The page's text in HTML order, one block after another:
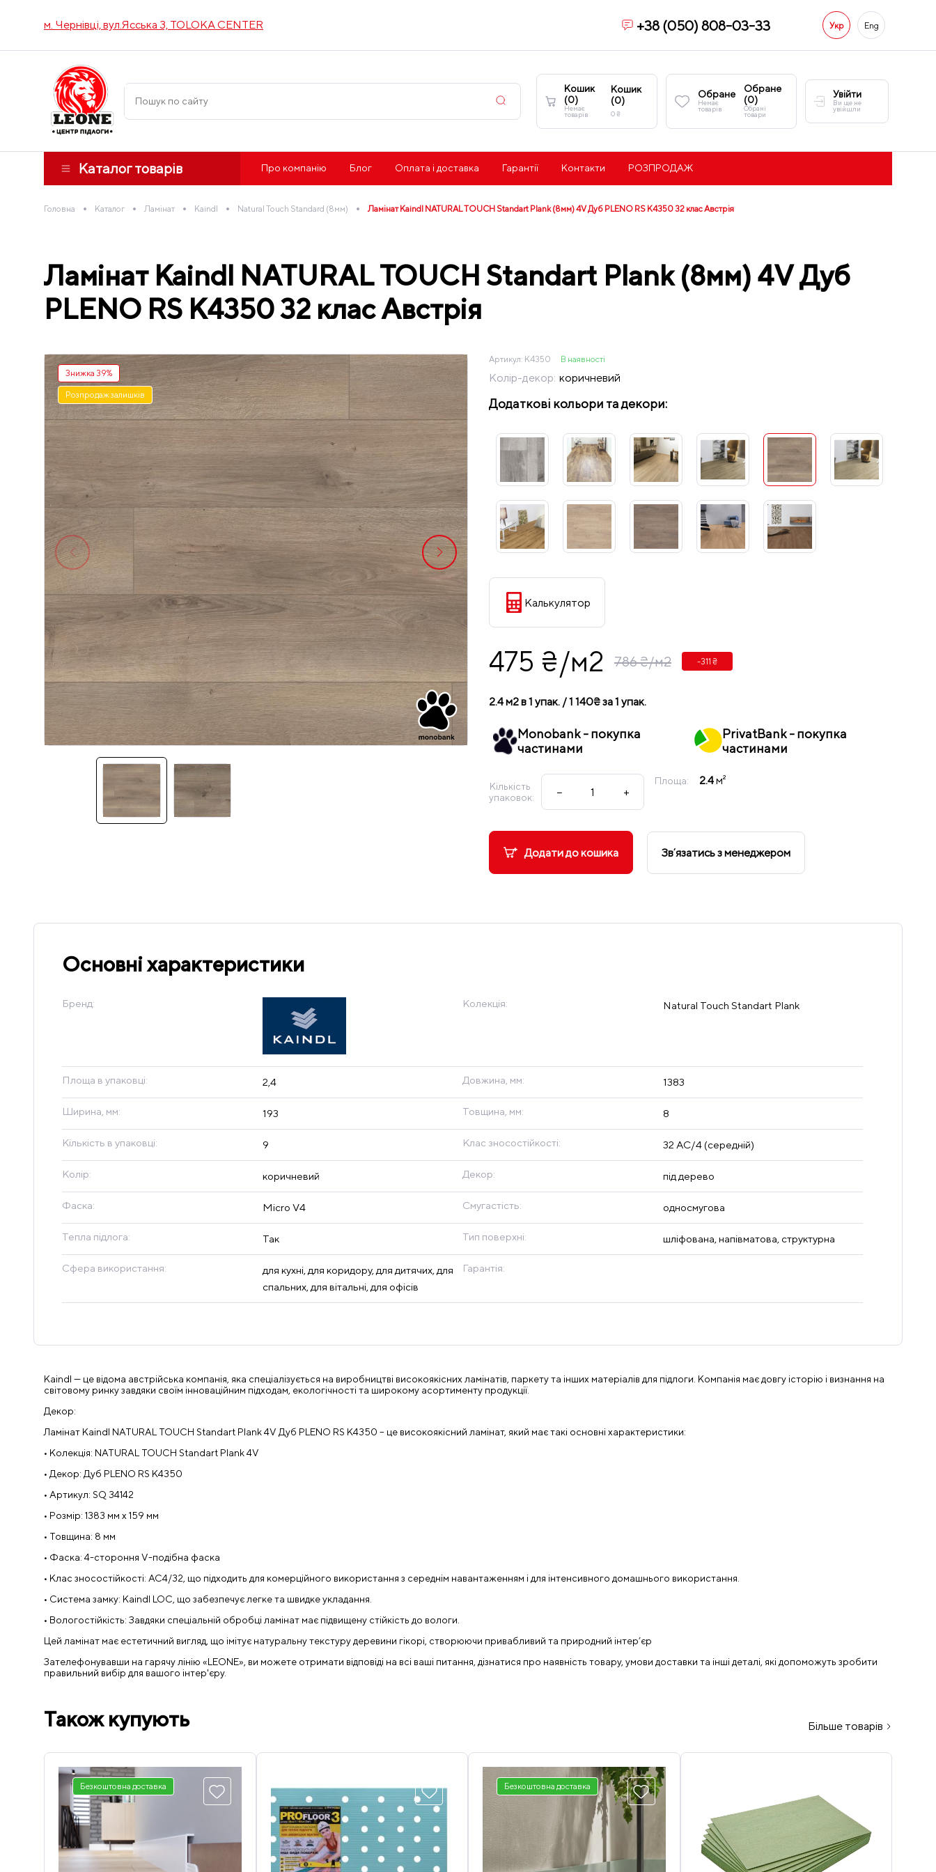
м. Чернівці, вул.Ясська 3, TOLOKA CENTER +38 (050) 808-03-33 Укр Eng
Кошик
(0)
Немає
товарів
Кошик
(0)
0₴
Обране
Немає
товарів
Обране
(0)
Обрані
товари
Увійти
Ви ще не
увійшли
Каталог товарів Про компанію Блог Оплата і доставка Гарантії Контакти РОЗПРОДАЖ
Головна • Каталог • Ламінат • Kaindl • Natural Touch Standard (8мм) • Ламінат Kaindl NATURAL TOUCH Standart Plank (8мм) 4V Дуб PLENO RS K4350 32 клас Австрія
Ламінат Kaindl NATURAL TOUCH Standart Plank (8мм) 4V Дуб
PLENO RS K4350 32 клас Австрія
Знижка 39%
Розпродаж залишків
Артикул: K4350 В наявності
Колір-декор: коричневий
Додаткові кольори та декори:
Калькулятор
475 ₴/м2 786 ₴/м2 -311 ₴
2.4 м2 в 1 упак. / 1 140₴ за 1 упак.
Monobank - покупка
частинами
PrivatBank - покупка
частинами
Кількість
упаковок:
− +
Площа: 2.4м²
Додати до кошика Звʼязатись з менеджером
Основні характеристики
Бренд: Колекція: Natural Touch Standart Plank
Площа в упаковці: 2,4 Довжина, мм: 1383
Ширина, мм: 193 Товщина, мм: 8
Кількість в упаковці: 9 Клас зносостійкості: 32 AC/4 (середній)
Колір: коричневий Декор: під дерево
Фаска: Micro V4 Смугастість: односмугова
Тепла підлога: Так Тип поверхні: шліфована, напівматова, структурна
Сфера використання:
для кухні, для коридору, для дитячих, для
спальних, для вітальні, для офісів
Гарантія:
Kaindl — це відома австрійська компанія, яка спеціалізується на виробництві високоякісних ламінатів, паркету та інших матеріалів для підлоги. Компанія має довгу історію і визнання на
світовому ринку завдяки своїм інноваційним підходам, екологічності та широкому асортименту продукції.
Декор:
Ламінат Kaindl NATURAL TOUCH Standart Plank 4V Дуб PLENO RS K4350 – це високоякісний ламінат, який має такі основні характеристики:
• Колекція: NATURAL TOUCH Standart Plank 4V
• Декор: Дуб PLENO RS K4350
• Артикул: SQ 34142
• Розмір: 1383 мм x 159 мм
• Товщина: 8 мм
• Фаска: 4-стороння V-подібна фаска
• Клас зносостійкості: AC4/32, що підходить для комерційного використання з середнім навантаженням і для інтенсивного домашнього використання.
• Система замку: Kaindl LOC, що забезпечує легке та швидке укладання.
• Вологостійкість: Завдяки спеціальній обробці ламінат має підвищену стійкість до вологи.
Цей ламінат має естетичний вигляд, що імітує натуральну текстуру деревини гікорі, створюючи привабливий та природний інтер’єр
Зателефонувавши на гарячу лінію «LEONE», ви можете отримати відповіді на всі ваші питання, дізнатися про наявність товару, умови доставки та інші деталі, які допоможуть зробити
правильний вибір для вашого інтер'єру.
Також купують Більше товарів
Безкоштовна доставка Безкоштовна доставка